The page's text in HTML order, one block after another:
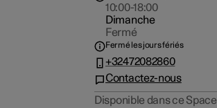
10:00-18:00
Dimanche
Fermé
Fermé les jours fériés
+32472082860
Contactez-nous
Disponible dans ce Space